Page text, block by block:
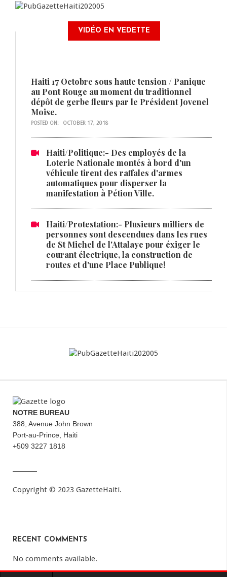
VIDÉO EN VEDETTE
Haiti 17 Octobre sous haute tension / Panique
au Pont Rouge au moment du traditionnel
dépôt de gerbe fleurs par le Président Jovenel
Moise.
POSTED ON: OCTOBER 17, 2018
Haiti/Politique:- Des employés de la
Loterie Nationale montés à bord d'un
véhicule tirent des raffales d'armes
automatiques pour disperser la
manifestation à Pétion Ville.
Haiti/Protestation:- Plusieurs milliers de
personnes sont descendues dans les rues
de St Michel de l'Attalaye pour éxiger le
courant électrique, la construction de
routes et d'une Place Publique!
NOTRE BUREAU
388, Avenue John Brown
Port-au-Prince, Haiti
+509 3227 1818
Copyright © 2023 GazetteHaiti.
RECENT COMMENTS
No comments available.